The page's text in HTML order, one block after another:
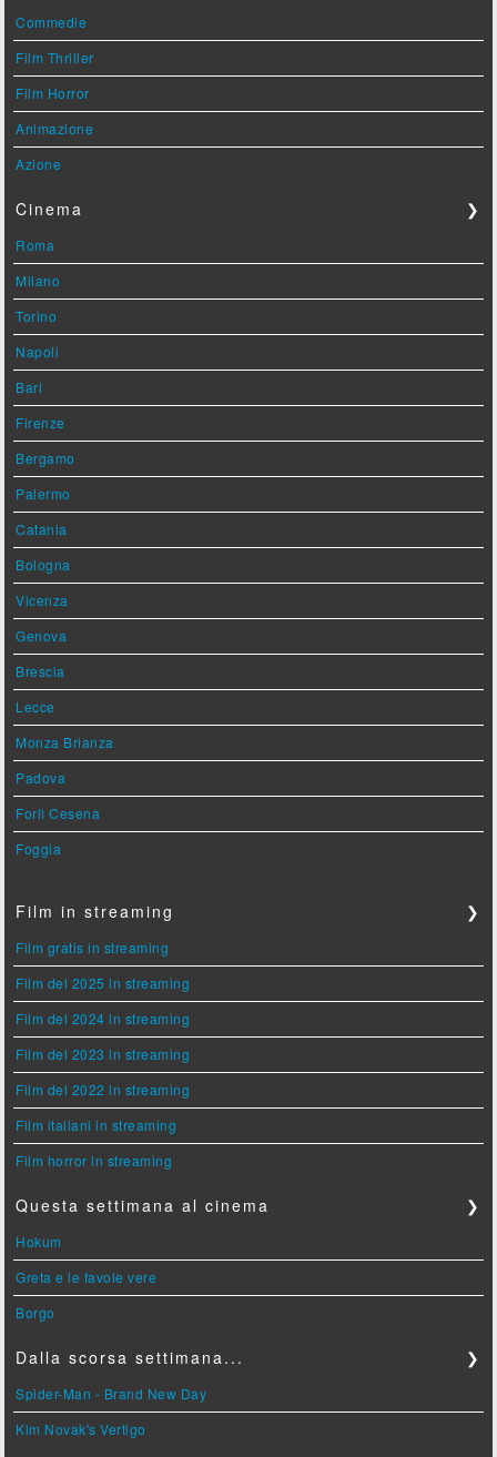
Commedie
Film Thriller
Film Horror
Animazione
Azione
Cinema ❯
Roma
Milano
Torino
Napoli
Bari
Firenze
Bergamo
Palermo
Catania
Bologna
Vicenza
Genova
Brescia
Lecce
Monza Brianza
Padova
Forlì Cesena
Foggia
Film in streaming ❯
Film gratis in streaming
Film del 2025 in streaming
Film del 2024 in streaming
Film del 2023 in streaming
Film del 2022 in streaming
Film italiani in streaming
Film horror in streaming
Questa settimana al cinema ❯
Hokum
Greta e le favole vere
Borgo
Dalla scorsa settimana... ❯
Spider-Man - Brand New Day
Kim Novak's Vertigo